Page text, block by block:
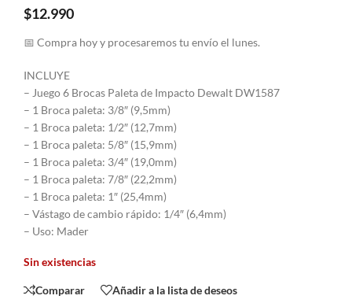
$12.990
📅 Compra hoy y procesaremos tu envío el lunes.
INCLUYE
– Juego 6 Brocas Paleta de Impacto Dewalt DW1587
– 1 Broca paleta: 3/8″ (9,5mm)
– 1 Broca paleta: 1/2″ (12,7mm)
– 1 Broca paleta: 5/8″ (15,9mm)
– 1 Broca paleta: 3/4″ (19,0mm)
– 1 Broca paleta: 7/8″ (22,2mm)
– 1 Broca paleta: 1″ (25,4mm)
– Vástago de cambio rápido: 1/4″ (6,4mm)
– Uso: Mader
Sin existencias
Comparar Añadir a la lista de deseos